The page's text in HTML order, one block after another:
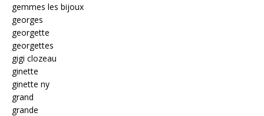
gemmes les bijoux
georges
georgette
georgettes
gigi clozeau
ginette
ginette ny
grand
grande